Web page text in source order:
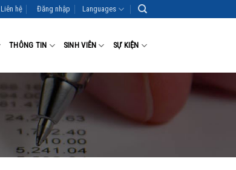
Liên hệ Đăng nhập Languages
THÔNG TIN SINH VIÊN SỰ KIỆN